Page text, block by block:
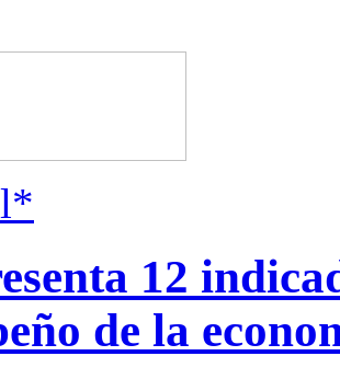
12
de la